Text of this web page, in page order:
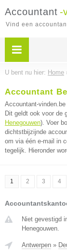
Accountant -
Vind een
U bent nu hier: Home
Accountant
Accountant-
Dit geldt ook voor de
Henegouwen). Voer
dichtstbijzijnde
om via één e-mail in
tegelijk. Hieronder
1 2 3 4
Niet gevestigd
Henegouwen.
Antwerpen »